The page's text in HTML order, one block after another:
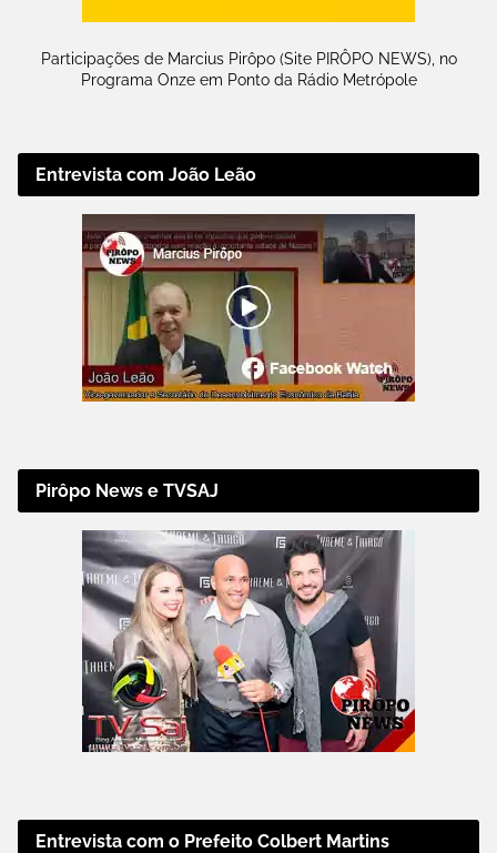
Participações de Marcius Pirôpo (Site PIRÔPO NEWS), no
Programa Onze em Ponto da Rádio Metrópole
Entrevista com João Leão
Pirôpo News e TVSAJ
Entrevista com o Prefeito Colbert Martins